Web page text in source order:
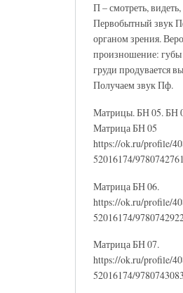
П – смотреть,
Первобытный звук
органом зрения.
произношение: губы
груди продувается
Получаем звук Пф.
Матрицы. БН 05. БН
Матрица БН 05
https://ok.ru/profile/
52016174/
Матрица БН 06.
https://ok.ru/profile/
52016174/
Матрица БН 07.
https://ok.ru/profile/
52016174/